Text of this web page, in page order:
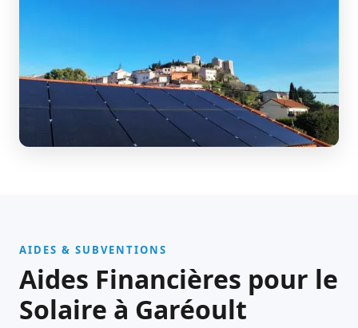
AIDES & SUBVENTIONS
Aides Financières pour le
Solaire à Garéoult